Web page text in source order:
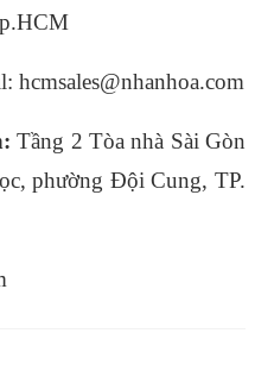
hcmsales@nhanhoa.com
Tầng 2 Tòa nhà Sài Gòn
phường Đội Cung, TP.